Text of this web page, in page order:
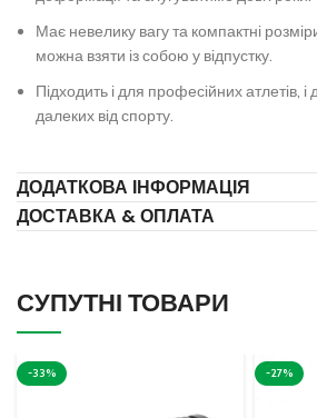
Має невелику вагу та компактні
можна взяти із собою у відпустку.
Підходить і для професійних атлетів, і
далеких від спорту.
ДОДАТКОВА ІНФОРМАЦІЯ
ДОСТАВКА & ОПЛАТА
СУПУТНІ ТОВАРИ
-33% -27%